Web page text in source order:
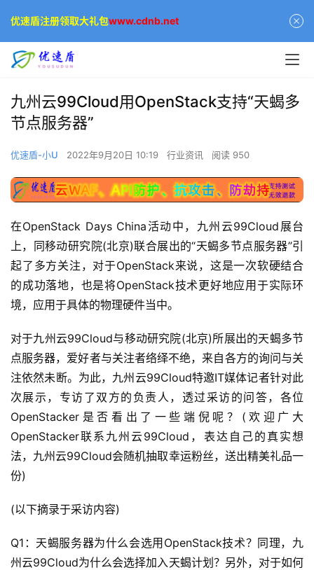
九州云99Cloud用OpenStack支持“天蝎多
节点服务器”
优速盾-小U 2022年9月20日 10:19 行业资讯 阅读 950
在OpenStack Days China活动中，九州云99Cloud展台
上，同移动研究院(北京)联合展出的“天蝎多节点服务器”引
起了多方关注，对于OpenStack来说，这是一次软硬结合
的成功落地，也是将OpenStack技术更好地应用于实际环
境，应用于具体的物理硬件当中。
对于九州云99Cloud与移动研究院(北京)所展出的天蝎多节
点服务器，爱好者与关注者络绎不绝，来自各方的询问与关
注依然未断。为此，九州云99Cloud特邀IT媒体记者针对此
次展示，专访了双方的负责人，透过采访的问答，各位
OpenStacker是否看出了一些端倪呢？(欢迎广大
OpenStacker联系九州云99Cloud，表达自己的真实想
法，九州云99Cloud会随机抽取幸运粉丝，送出精美礼品一
份)
(以下摘录于采访内容)
Q1：天蝎服务器为什么会选用OpenStack技术？同理，九
州云99Cloud为什么会选择加入天蝎计划？另外，对于如何
优速盾注册领取大礼包www.cdnb.net